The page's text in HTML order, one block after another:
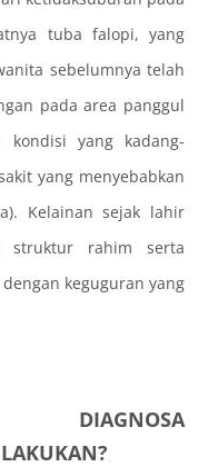
tuba falopi, yang
sebelumnya telah
pada area panggul
kondisi yang kadang-
yang menyebabkan
Kelainan sejak lahir
struktur rahim serta
keguguran yang